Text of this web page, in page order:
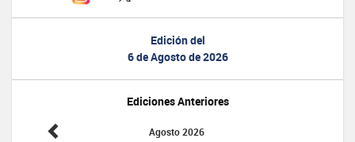
Edición del
6 de Agosto de 2026
Ediciones Anteriores
Agosto 2026